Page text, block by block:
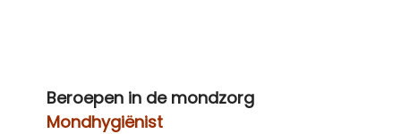
Beroepen in de mondzorg
Mondhygiënist